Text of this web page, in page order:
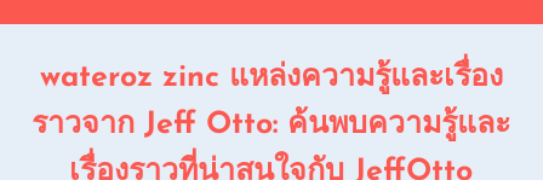
contentwateroz zinc แหล่งความรู้และเรื่อง
ราวจาก Jeff Otto: ค้นพบความรู้และ
เรื่องราวที่น่าสนใจกับ JeffOtto